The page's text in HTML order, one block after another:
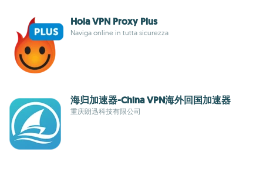
Hola VPN Proxy Plus
Naviga online in tutta sicurezza
海归加速器-China VPN海外回国加速器
重庆朗迅科技有限公司